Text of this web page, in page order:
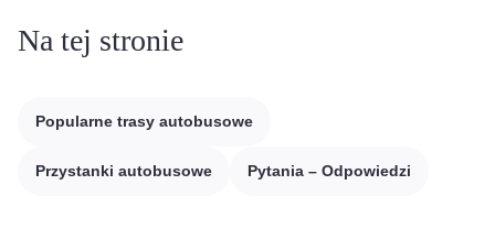
Na tej stronie
Popularne trasy autobusowe
Przystanki autobusowe Pytania – Odpowiedzi